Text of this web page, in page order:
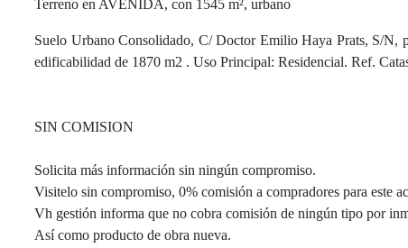
Terreno en AVENIDA, con 1545 m², urbano
Suelo Urbano Consolidado, C/ Doctor Emilio Haya Prats, S/N,
edificabilidad de 1870 m2 . Uso Principal: Residencial. Ref.
SIN COMISION
Solicita más información sin ningún compromiso.
Visitelo sin compromiso, 0% comisión a compradores para este
Vh gestión informa que no cobra comisión de ningún tipo por
Así como producto de obra nueva.